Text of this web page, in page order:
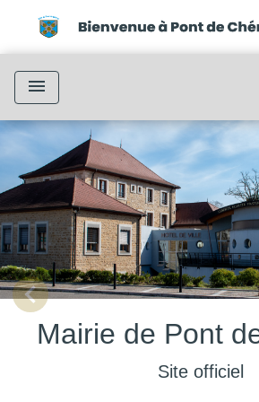
menu
Mairie de Pont
Site officiel
chevron_leftPrevious